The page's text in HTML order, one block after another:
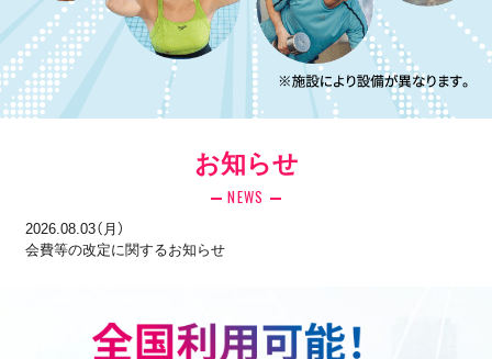
お知らせ
NEWS
2026.08.03（月）
会費等の改定に関するお知らせ